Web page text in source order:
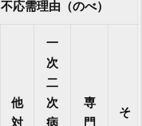
不応需理由（のべ）
他
対
一
次
二
次
病
専
門
そ